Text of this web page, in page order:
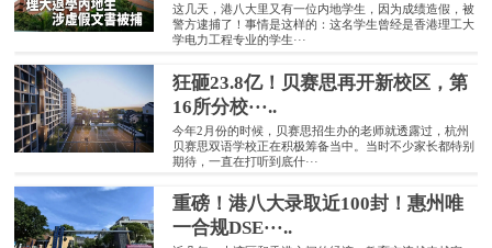
这几天，港八大里又有一位内地学生，因为成绩造假，被
警方逮捕了！事情是这样的：这名学生曾经是香港理工大
学电力工程专业的学生···
狂砸23.8亿！贝赛思再开新校区，第
16所分校···..
今年2月份的时候，贝赛思招生办的老师就透露过，杭州
贝赛思双语学校正在积极筹备当中。当时不少家长都特别
期待，一直在打听到底什···
重磅！港八大录取近100封！惠州唯
一合规DSE···..